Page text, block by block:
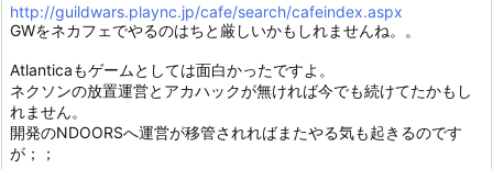
http://guildwars.plaync.jp/cafe/search/cafeindex.aspx
GWをネカフェでやるのはちと厳しいかもしれませんね。。
Atlanticaもゲームとしては面白かったですよ。
ネクソンの放置運営とアカハックが無ければ今でも続けてたかもし
れません。
開発のNDOORSへ運営が移管されればまたやる気も起きるのです
が；；